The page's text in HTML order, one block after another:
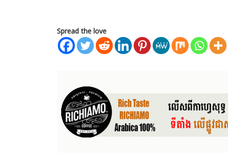
Spread the love